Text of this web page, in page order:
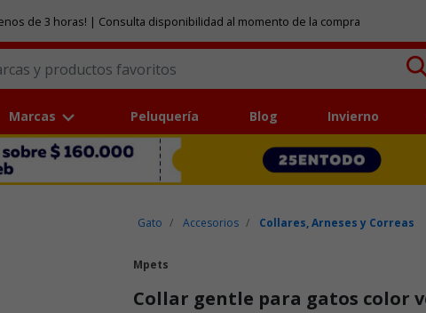
de 3 horas! | Consulta disponibilidad al momento de la compra
Marcas Peluquería Blog Invierno
Gato Accesorios Collares, Arneses y Correas
Mpets
Collar gentle para gatos color